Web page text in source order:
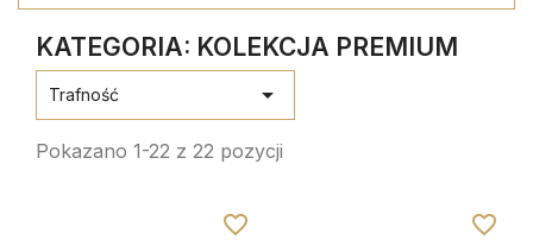
KATEGORIA: KOLEKCJA PREMIUM
Trafność 
Pokazano 1-22 z 22 pozycji
favorite_border favorite_border